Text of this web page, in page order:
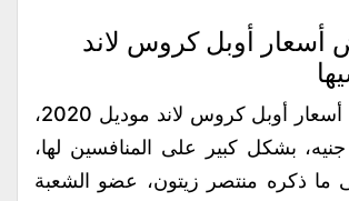
أسعار أوبل كروس لاند
سيؤثر تخفيض أسعار أوبل كروس لاند موديل 2020،
ألف جنيه، بشكل كبير على المنافسين لها،
ما ذكره منتصر زيتون، عضو الشعبة